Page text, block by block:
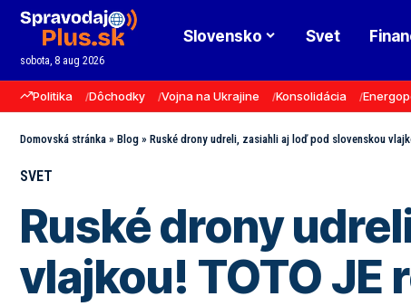
sobota, 8 aug 2026
Slovensko Svet
Politika Dôchodky Vojna na Ukrajine Konsolidácia
Domovská stránka » Blog » Ruské drony udreli, zasiahli aj loď pod slovenskou
SVET
Ruské drony
vlajkou! TOTO JE